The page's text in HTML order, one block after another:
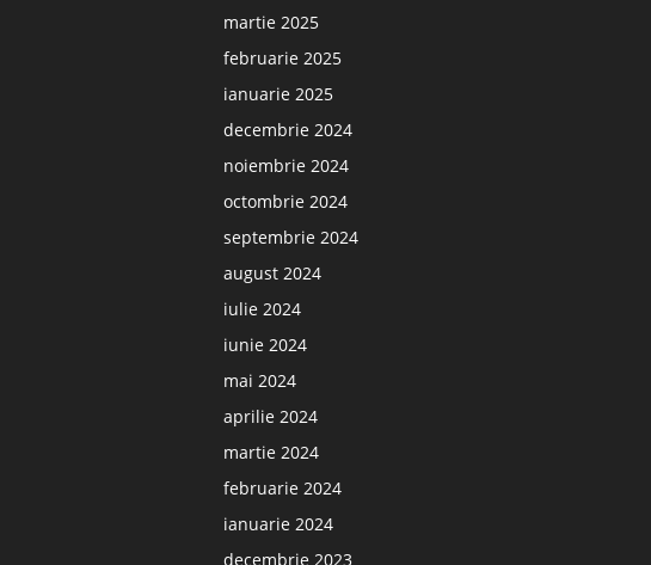
martie 2025
februarie 2025
ianuarie 2025
decembrie 2024
noiembrie 2024
octombrie 2024
septembrie 2024
august 2024
iulie 2024
iunie 2024
mai 2024
aprilie 2024
martie 2024
februarie 2024
ianuarie 2024
decembrie 2023